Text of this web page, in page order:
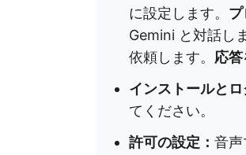
に設定します。 プ
Gemini と対話し
依頼します。 応答
インストールとロ
てください。
許可の設定： 音